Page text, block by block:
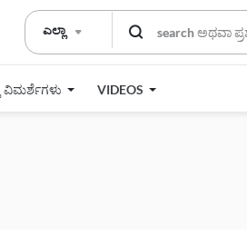
ಎಲ್ಲಾ
ವಿಮರ್ಶೆಗಳು VIDEOS